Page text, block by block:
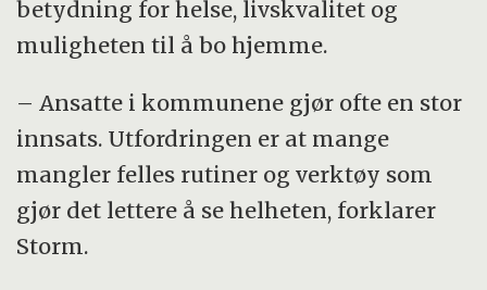
betydning for helse, livskvalitet og
muligheten til å bo hjemme.
– Ansatte i kommunene gjør ofte en stor
innsats. Utfordringen er at mange
mangler felles rutiner og verktøy som
gjør det lettere å se helheten, forklarer
Storm.